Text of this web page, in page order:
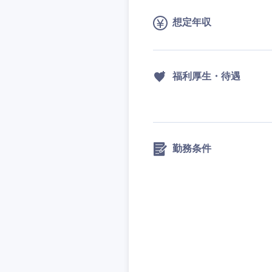
想定年収
福利厚生・待遇
勤務条件